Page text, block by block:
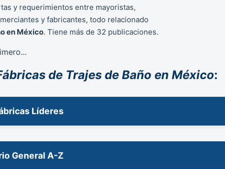
y requerimientos entre mayoristas,
y fabricantes, todo relacionado
en México. Tiene más de 32 publicaciones.
de Trajes de Baño en México:
Líderes
General A-Z